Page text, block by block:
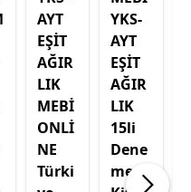
AYT
EŞİT
AĞIR
LIK
MEBİ
ONLİ
NE
Türki
YKS-
AYT
EŞİT
AĞIR
LIK
15li
Dene
me